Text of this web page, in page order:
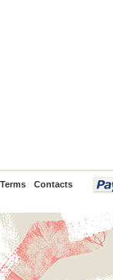
Contacts